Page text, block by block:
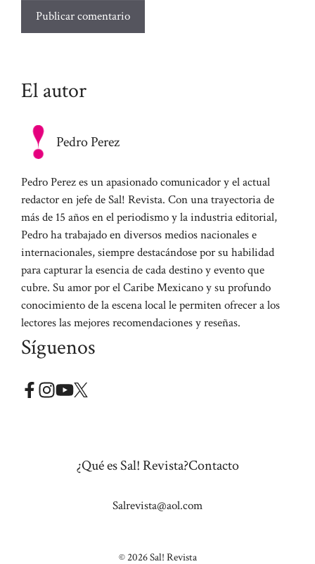
El autor
Pedro Perez
Pedro Perez es un apasionado comunicador y el actual
redactor en jefe de Sal! Revista. Con una trayectoria de
más de 15 años en el periodismo y la industria editorial,
Pedro ha trabajado en diversos medios nacionales e
internacionales, siempre destacándose por su habilidad
para capturar la esencia de cada destino y evento que
cubre. Su amor por el Caribe Mexicano y su profundo
conocimiento de la escena local le permiten ofrecer a los
lectores las mejores recomendaciones y reseñas.
Síguenos
¿Qué es Sal! Revista?Contacto
Salrevista@aol.com
© 2026 Sal! Revista